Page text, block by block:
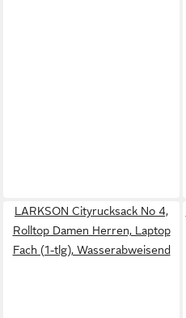
LARKSON Cityrucksack No 4,
Rolltop Damen Herren, Laptop
Fach (1-tlg), Wasserabweisend